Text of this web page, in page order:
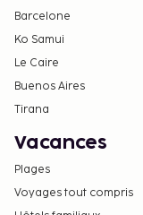
Barcelone
Ko Samui
Le Caire
Buenos Aires
Tirana
Vacances
Plages
Voyages tout compris